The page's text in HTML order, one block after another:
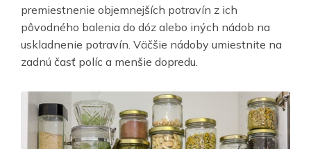
premiestnenie objemnejších potravín z ich
pôvodného balenia do dóz alebo iných nádob na
uskladnenie potravín. Väčšie nádoby umiestnite na
zadnú časť políc a menšie dopredu.